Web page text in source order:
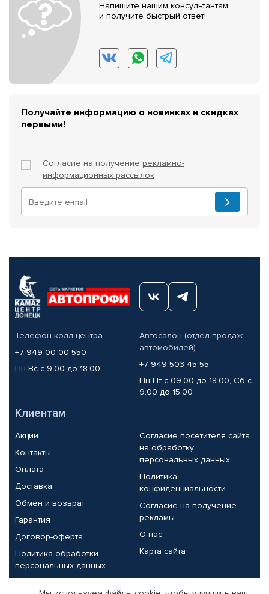
Напишите нашим консультантам
и получите быстрый ответ!
Получайте информацию о новинках и скидках
первыми!
Согласие на получение рекламно-
информационных рассылок
Телефон колл-центра
+7 949 00-00-550
Пн-Вс с 9.00 до 18.00
Автосалон (отдел продаж
автомобилей)
+7 949 503-45-55
Пн-Пт с 09.00 до 18.00, Сб с
9.00 до 15.00
Клиентам
Акции
Контакты
Оплата
Доставка
Обмен и возврат
Гарантия
Договор-оферта
Политика обработки
персональных данных
Согласие посетителя сайта
на обработку
персональных данных
Политика
конфиденциальности
Согласие на получение
рекламы
О нас
Карта сайта